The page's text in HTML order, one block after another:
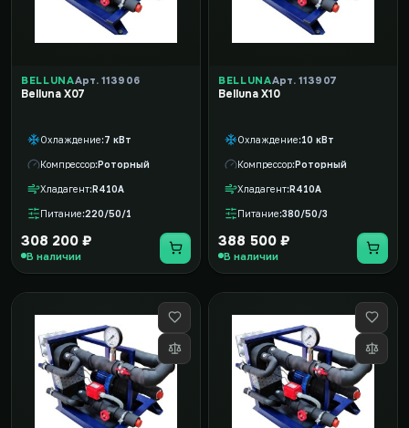
BELLUNAАрт. 113906
Belluna X07
Охлаждение 7 кВт
Компрессор Роторный
Хладагент R410A
Питание 220/50/1
308 200 ₽
В наличии
BELLUNAАрт. 113907
Belluna X10
Охлаждение 10 кВт
Компрессор Роторный
Хладагент R410A
Питание 380/50/3
388 500 ₽
В наличии